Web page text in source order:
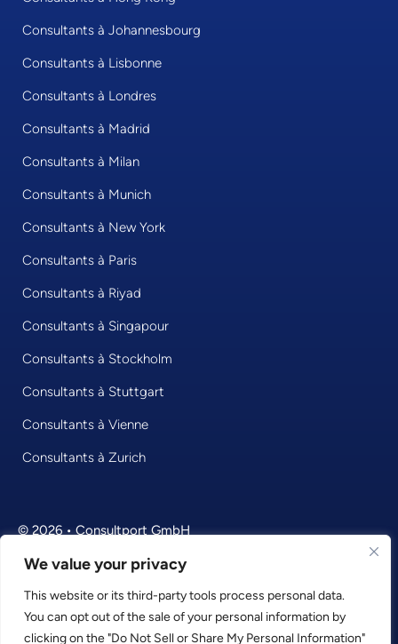
We value your privacy
This website or its third-party tools process personal data.
You can opt out of the sale of your personal information by
clicking on the "Do Not Sell or Share My Personal Information"
Consultants à Johannesbourg
Consultants à Lisbonne
Consultants à Londres
Consultants à Madrid
Consultants à Milan
Consultants à Munich
Consultants à New York
Consultants à Paris
Consultants à Riyad
Consultants à Singapour
Consultants à Stockholm
Consultants à Stuttgart
Consultants à Vienne
Consultants à Zurich
Privacy Policy
Imprint
Terms and Conditions
© 2026 • Consultport GmbH